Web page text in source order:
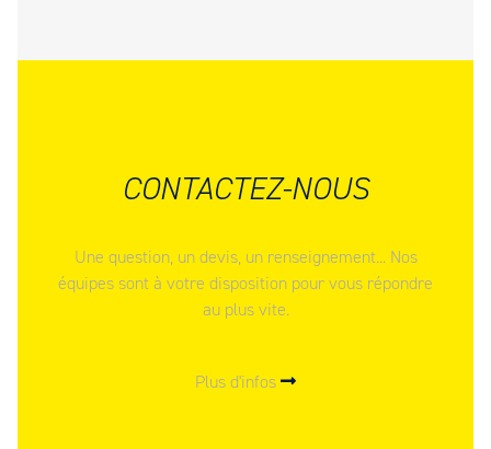
CONTACTEZ-NOUS
Une question, un devis, un renseignement... Nos
équipes sont à votre disposition pour vous répondre
au plus vite.
Plus d'infos